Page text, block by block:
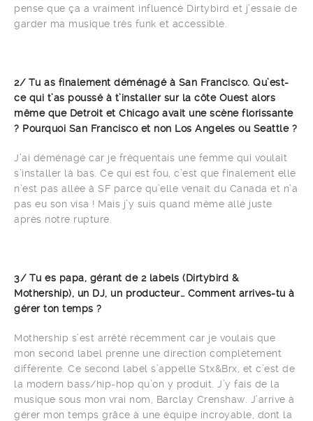
pense que ça a vraiment influencé Dirtybird et j’essaie de
garder ma musique très funk et accessible.
2/ Tu as finalement déménagé à San Francisco. Qu’est-
ce qui t’as poussé à t’installer sur la côte Ouest alors
même que Detroit et Chicago avait une scène florissante
? Pourquoi San Francisco et non Los Angeles ou Seattle ?
J’ai déménagé car je fréquentais une femme qui voulait
s’installer là bas. Ce qui est fou, c’est que finalement elle
n’est pas allée à SF parce qu’elle venait du Canada et n’a
pas eu son visa ! Mais j’y suis quand même allé juste
après notre rupture.
3/ Tu es papa, gérant de 2 labels (Dirtybird &
Mothership), un DJ, un producteur… Comment arrives-tu à
gérer ton temps ?
Mothership s’est arrêté récemment car je voulais que
mon second label prenne une direction complètement
différente. Ce second label s’appelle Stx&Brx, et c’est de
la modern bass/hip-hop qu’on y produit. J’y fais de la
musique sous mon vrai nom, Barclay Crenshaw. J’arrive à
gérer mon temps grâce à une équipe incroyable, dont la